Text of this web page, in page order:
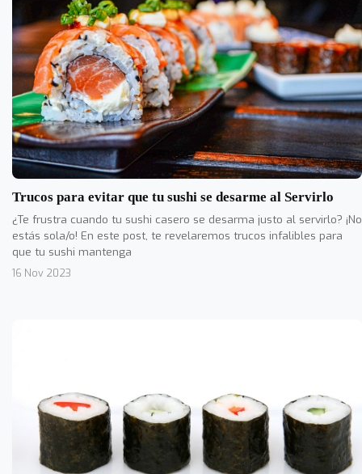
Trucos para evitar que tu sushi se desarme al Servirlo
¿Te frustra cuando tu sushi casero se desarma justo al servirlo? ¡No
estás sola/o! En este post, te revelaremos trucos infalibles para
que tu sushi mantenga
16 Nov 2023